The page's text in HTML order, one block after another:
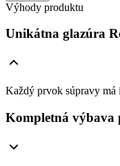
Výhody produktu
Unikátna glazúra
Každý prvok súpravy
Kompletná výbava